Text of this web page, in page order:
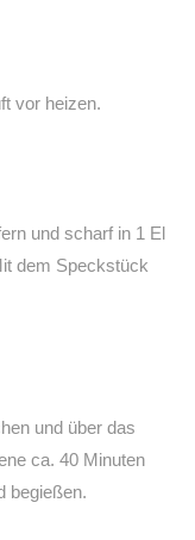
vor heizen.
und scharf in 1 El
dem Speckstück
und über das
ca. 40 Minuten
begießen.